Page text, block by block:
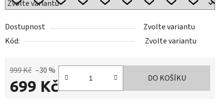
Dostupnost
Zvolte variantu
Kód:
Zvolte variantu
999 Kč –30 %
699 Kč DO KOŠÍKU